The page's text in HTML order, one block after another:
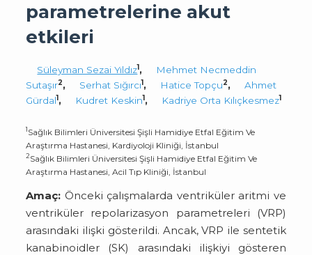
parametrelerine akut
etkileri
Süleyman Sezai Yıldız1,
Mehmet Necmeddin
Sutaşır2, Serhat Sığırcı1, Hatice Topçu2,
Ahmet
Gürdal1, Kudret Keskin1, Kadriye Orta Kılıçkesmez1
1Sağlık Bilimleri Üniversitesi Şişli Hamidiye Etfal Eğitim Ve
Araştırma Hastanesi, Kardiyoloji Kliniği, İstanbul
2Sağlık Bilimleri Üniversitesi Şişli Hamidiye Etfal Eğitim Ve
Araştırma Hastanesi, Acil Tıp Kliniği, İstanbul
Amaç: Önceki çalışmalarda ventriküler aritmi ve
ventriküler repolarizasyon parametreleri (VRP)
arasındaki ilişki gösterildi. Ancak, VRP ile sentetik
kanabinoidler (SK) arasındaki ilişkiyi gösteren